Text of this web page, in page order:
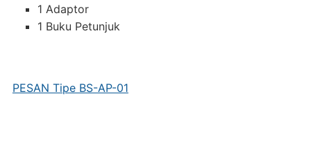
1 Adaptor
1 Buku Petunjuk
PESAN Tipe BS-AP-01